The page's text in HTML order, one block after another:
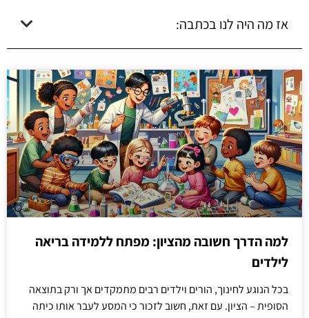
אז מה היה לנו בכתבה:
למה הדרך חשובה מהציון: מפתח ללמידה בריאה
לילדים
בכל הנוגע לחינוך, הורים וילדים רבים מתמקדים אך ורק בתוצאה
הסופית – הציון. עם זאת, חשוב לזכור כי המסע לעבר אותו כיתה